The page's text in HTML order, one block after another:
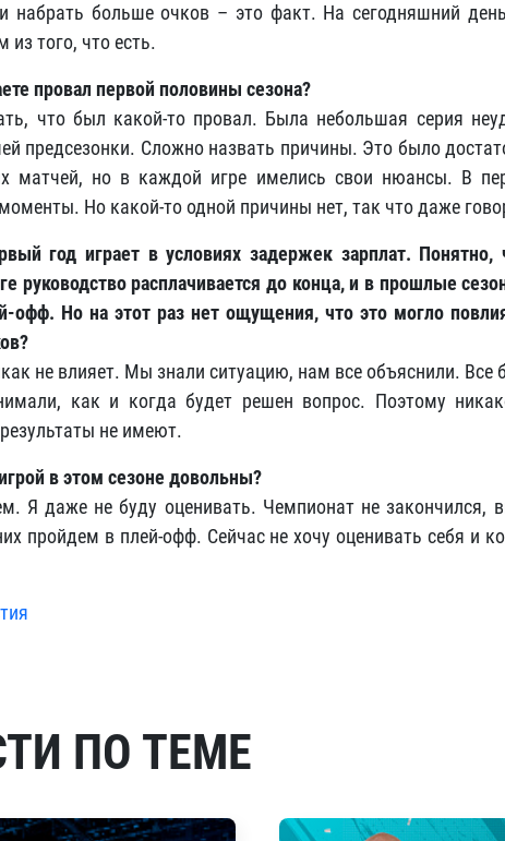
набрать больше очков – это факт. На сегодняшний
из того, что есть.
провал первой половины сезона?
что был какой-то провал. Была небольшая серия
предсезонки. Сложно назвать причины. Это было
матчей, но в каждой игре имелись свои нюансы. В
Но какой-то одной причины нет, так что даже
год играет в условиях задержек зарплат.
руководство расплачивается до конца, и в прошлые
офф. Но на этот раз нет ощущения, что это могло
не влияет. Мы знали ситуацию, нам все объяснили. Все
как и когда будет решен вопрос. Поэтому
не имеют.
в этом сезоне довольны?
Я даже не буду оценивать. Чемпионат не закончился,
пройдем в плей-офф. Сейчас не хочу оценивать себя и
ПО ТЕМЕ